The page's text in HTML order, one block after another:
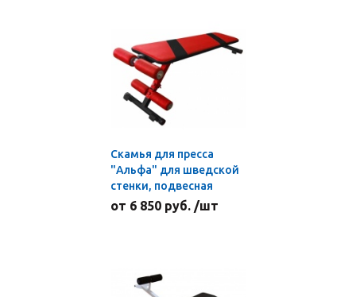
Скамья для пресса
"Альфа" для шведской
стенки, подвесная
от 6 850 руб. /шт